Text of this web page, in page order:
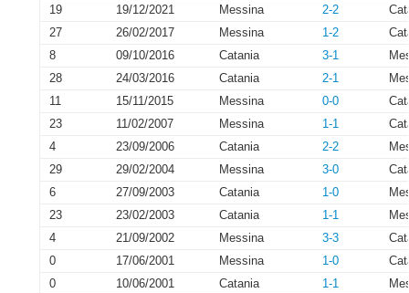
19
19/12/2021 Messina 2-2
27
26/02/2017 Messina 1-2
8
09/10/2016 Catania 3-1
28
24/03/2016 Catania 2-1
11
15/11/2015 Messina 0-0
23
11/02/2007 Messina 1-1
4
23/09/2006 Catania 2-2
29
29/02/2004 Messina 3-0
6
27/09/2003 Catania 1-0
23
23/02/2003 Catania 1-1
4
21/09/2002 Messina 3-3
0
17/06/2001 Messina 1-0
0
10/06/2001 Catania 1-1